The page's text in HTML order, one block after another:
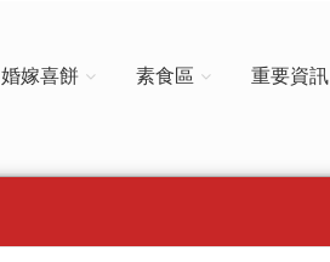
婚嫁喜餅 素食區 重要資訊